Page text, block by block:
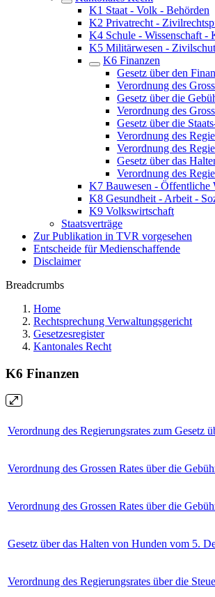
K1 Staat - Volk - Behörden
K2 Privatrecht -
K4 Schule - Wissenschaft -
K5 Militärwesen -
K6 Finanzen
Gesetz über den
Verordnung des
Gesetz über die
Verordnung des
Gesetz über die
Verordnung des
Verordnung des
Gesetz über das
Verordnung des
K7 Bauwesen - Öffentliche
K8 Gesundheit - Arbeit -
K9 Volkswirtschaft
Staatsverträge
Zur Publikation in TVR vorgesehen
Entscheide für Medienschaffende
Disclaimer
Breadcrumbs
Home
Rechtsprechung Verwaltungsgericht
Gesetzesregister
Kantonales Recht
K6 Finanzen
Verordnung des Regierungsrates zum Gesetz
Verordnung des Grossen Rates über die
Verordnung des Grossen Rates über die
Gesetz über das Halten von Hunden vom 5.
Verordnung des Regierungsrates über die